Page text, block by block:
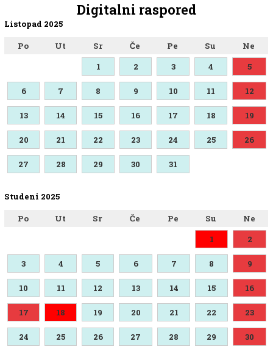
Digitalni raspored
Listopad 2025
Po Ut Sr Če Pe Su
Ne
1
2 3 4 5
6 7 8 9 10 11 12
13 14 15 16 17 18 19
20 21 22 23 24 25 26
27 28 29 30 31
Studeni 2025
Po Ut Sr Če Pe Su
Ne
1
2
3 4 5 6 7 8 9
10 11 12 13 14 15 16
17 18 19 20 21 22 23
24 25 26 27 28 29 30